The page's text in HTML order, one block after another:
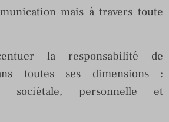
mais à travers toute
la responsabilité de
toutes ses dimensions :
sociétale, personnelle et